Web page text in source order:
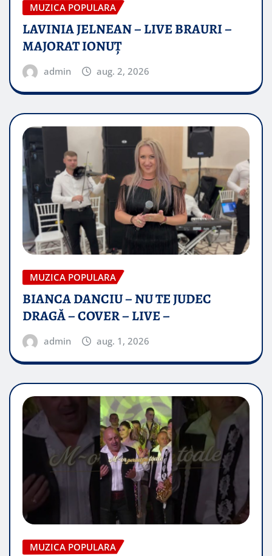
MUZICA POPULARA
LAVINIA JELNEAN – LIVE BRAURI –
MAJORAT IONUŢ
admin aug. 2, 2026
MUZICA POPULARA
BIANCA DANCIU – NU TE JUDEC
DRAGĂ – COVER – LIVE –
admin aug. 1, 2026
MUZICA POPULARA